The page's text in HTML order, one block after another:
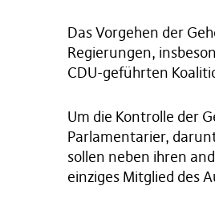
Das Vorgehen der
Regierungen,
CDU-geführten
Um die Kontrolle der
Parlamentarier,
sollen neben ihren
einziges Mitglied des